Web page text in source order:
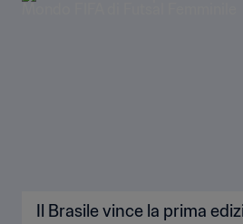
Il Brasile vince la prima